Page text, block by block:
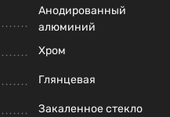
Анодированный
алюминий
Хром
Глянцевая
Закаленное стекло